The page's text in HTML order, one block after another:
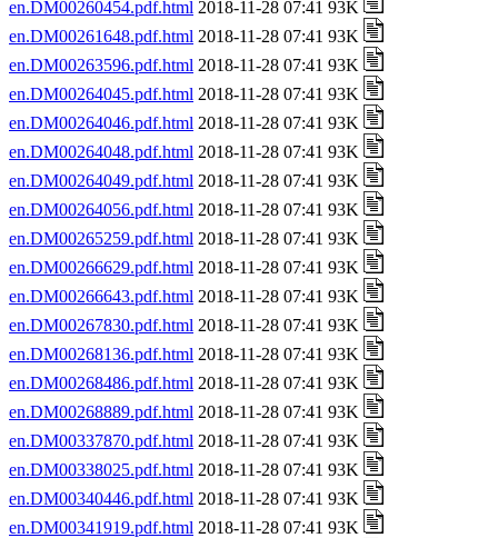
en.DM00260454.pdf.html 2018-11-28 07:41 93K
en.DM00261648.pdf.html 2018-11-28 07:41 93K
en.DM00263596.pdf.html 2018-11-28 07:41 93K
en.DM00264045.pdf.html 2018-11-28 07:41 93K
en.DM00264046.pdf.html 2018-11-28 07:41 93K
en.DM00264048.pdf.html 2018-11-28 07:41 93K
en.DM00264049.pdf.html 2018-11-28 07:41 93K
en.DM00264056.pdf.html 2018-11-28 07:41 93K
en.DM00265259.pdf.html 2018-11-28 07:41 93K
en.DM00266629.pdf.html 2018-11-28 07:41 93K
en.DM00266643.pdf.html 2018-11-28 07:41 93K
en.DM00267830.pdf.html 2018-11-28 07:41 93K
en.DM00268136.pdf.html 2018-11-28 07:41 93K
en.DM00268486.pdf.html 2018-11-28 07:41 93K
en.DM00268889.pdf.html 2018-11-28 07:41 93K
en.DM00337870.pdf.html 2018-11-28 07:41 93K
en.DM00338025.pdf.html 2018-11-28 07:41 93K
en.DM00340446.pdf.html 2018-11-28 07:41 93K
en.DM00341919.pdf.html 2018-11-28 07:41 93K